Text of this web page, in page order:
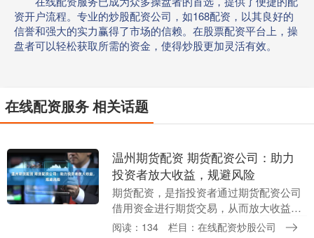
资开户流程。专业的炒股配资公司，如168配资，以其良好的
信誉和强大的实力赢得了市场的信赖。在股票配资平台上，操
盘者可以轻松获取所需的资金，使得炒股更加灵活有效。
在线配资服务 相关话题
温州期货配资 期货配资公司：助力
投资者放大收益，规避风险
期货配资，是指投资者通过期货配资公司
借用资金进行期货交易，从而放大收益和
规避风险的一种投资方式。 此外，安阳股
阅读：134 栏目：在线配资炒股公司